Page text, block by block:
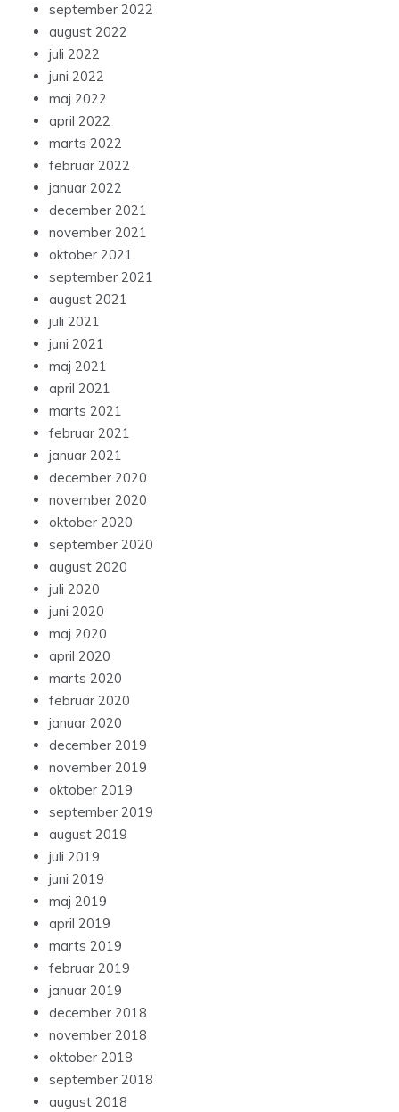
september 2022
august 2022
juli 2022
juni 2022
maj 2022
april 2022
marts 2022
februar 2022
januar 2022
december 2021
november 2021
oktober 2021
september 2021
august 2021
juli 2021
juni 2021
maj 2021
april 2021
marts 2021
februar 2021
januar 2021
december 2020
november 2020
oktober 2020
september 2020
august 2020
juli 2020
juni 2020
maj 2020
april 2020
marts 2020
februar 2020
januar 2020
december 2019
november 2019
oktober 2019
september 2019
august 2019
juli 2019
juni 2019
maj 2019
april 2019
marts 2019
februar 2019
januar 2019
december 2018
november 2018
oktober 2018
september 2018
august 2018